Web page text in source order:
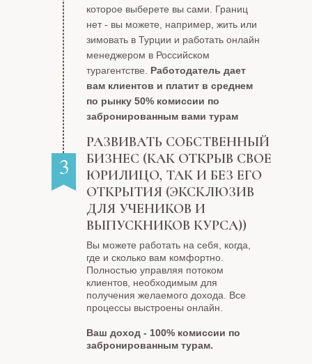
Вы можете работать на себя, когда,
где и сколько вам комфортно.
Полностью управляя потоком
клиентов, необходимым для
получения желаемого дохода. Все
процессы выстроены онлайн.
Ваш доход - 100% комиссии по
забронированным турам.
3
РАЗВИВАТЬ СОБСТВЕННЫЙ
БИЗНЕС (КАК ОТКРЫВ СВОЕ
ЮРИЛИЦО, ТАК И БЕЗ ЕГО
ОТКРЫТИЯ (ЭКСКЛЮЗИВ
ДЛЯ УЧЕНИКОВ И
ВЫПУСКНИКОВ КУРСА))
которое выберете вы сами. Границ
нет - вы можете, например, жить или
зимовать в Турции и работать онлайн
менеджером в Российском
турагентстве. Работодатель дает
вам клиентов и платит в среднем
по рынку 50% комиссии по
забронированным вами турам